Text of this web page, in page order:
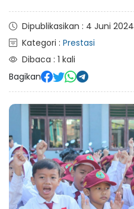
Dipublikasikan : 4 Juni 2024
Kategori : Prestasi
Dibaca : 1 kali
Bagikan